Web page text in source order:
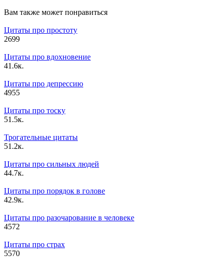
Вам также может понравиться
Цитаты про простоту
2699
Цитаты про вдохновение
41.6к.
Цитаты про депрессию
4955
Цитаты про тоску
51.5к.
Трогательные цитаты
51.2к.
Цитаты про сильных людей
44.7к.
Цитаты про порядок в голове
42.9к.
Цитаты про разочарование в человеке
4572
Цитаты про страх
5570